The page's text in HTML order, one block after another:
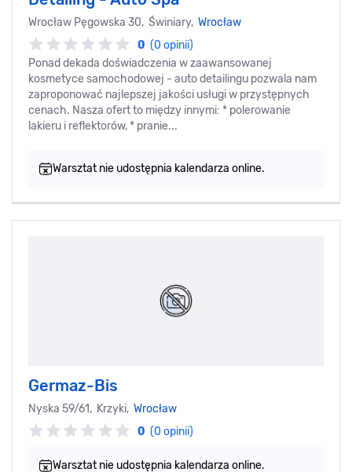
Wrocław Pęgowska 30, Świniary, Wrocław
0 (0 opinii)
Ponad dekada doświadczenia w zaawansowanej
kosmetyce samochodowej - auto detailingu pozwala nam
zaproponować najlepszej jakości usługi w przystępnych
cenach. Nasza ofert to między innymi: * polerowanie
lakieru i reflektorów, * pranie...
Warsztat nie udostępnia kalendarza online.
Germaz-Bis
Nyska 59/61, Krzyki, Wrocław
0 (0 opinii)
Warsztat nie udostępnia kalendarza online.